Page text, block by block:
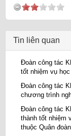
Tin liên quan
Đoàn công tác
tốt nhiệm vụ
Đoàn công tác
chương trình
Đoàn công tác
thành tốt nhiệm
thuộc Quân